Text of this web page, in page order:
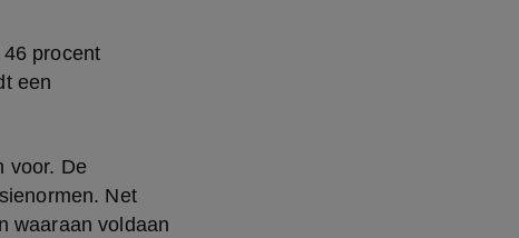
procent
een
voor. De
Net
waaraan voldaan